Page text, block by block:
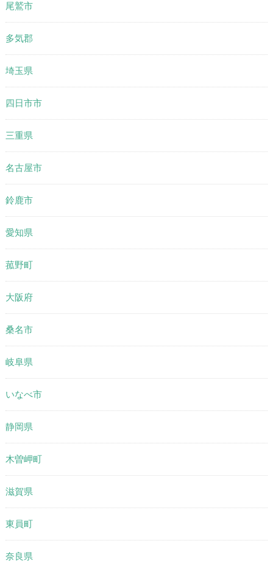
尾鷲市
多気郡
埼玉県
四日市市
三重県
名古屋市
鈴鹿市
愛知県
菰野町
大阪府
桑名市
岐阜県
いなべ市
静岡県
木曽岬町
滋賀県
東員町
奈良県